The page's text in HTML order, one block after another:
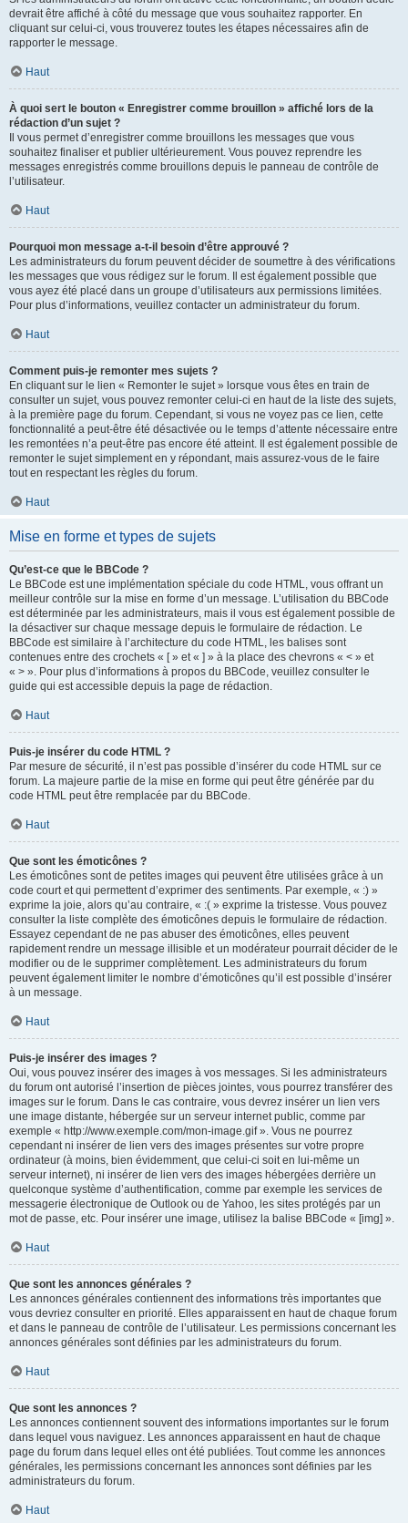
devrait être affiché à côté du message que vous souhaitez rapporter. En
cliquant sur celui-ci, vous trouverez toutes les étapes nécessaires afin de
rapporter le message.
Haut
À quoi sert le bouton « Enregistrer comme brouillon » affiché lors de la
rédaction d’un sujet ?
Il vous permet d’enregistrer comme brouillons les messages que vous
souhaitez finaliser et publier ultérieurement. Vous pouvez reprendre les
messages enregistrés comme brouillons depuis le panneau de contrôle de
l’utilisateur.
Haut
Pourquoi mon message a-t-il besoin d’être approuvé ?
Les administrateurs du forum peuvent décider de soumettre à des vérifications
les messages que vous rédigez sur le forum. Il est également possible que
vous ayez été placé dans un groupe d’utilisateurs aux permissions limitées.
Pour plus d’informations, veuillez contacter un administrateur du forum.
Haut
Comment puis-je remonter mes sujets ?
En cliquant sur le lien « Remonter le sujet » lorsque vous êtes en train de
consulter un sujet, vous pouvez remonter celui-ci en haut de la liste des sujets,
à la première page du forum. Cependant, si vous ne voyez pas ce lien, cette
fonctionnalité a peut-être été désactivée ou le temps d’attente nécessaire entre
les remontées n’a peut-être pas encore été atteint. Il est également possible de
remonter le sujet simplement en y répondant, mais assurez-vous de le faire
tout en respectant les règles du forum.
Haut
Mise en forme et types de sujets
Qu’est-ce que le BBCode ?
Le BBCode est une implémentation spéciale du code HTML, vous offrant un
meilleur contrôle sur la mise en forme d’un message. L’utilisation du BBCode
est déterminée par les administrateurs, mais il vous est également possible de
la désactiver sur chaque message depuis le formulaire de rédaction. Le
BBCode est similaire à l’architecture du code HTML, les balises sont
contenues entre des crochets « [ » et « ] » à la place des chevrons « < » et
« > ». Pour plus d’informations à propos du BBCode, veuillez consulter le
guide qui est accessible depuis la page de rédaction.
Haut
Puis-je insérer du code HTML ?
Par mesure de sécurité, il n’est pas possible d’insérer du code HTML sur ce
forum. La majeure partie de la mise en forme qui peut être générée par du
code HTML peut être remplacée par du BBCode.
Haut
Que sont les émoticônes ?
Les émoticônes sont de petites images qui peuvent être utilisées grâce à un
code court et qui permettent d’exprimer des sentiments. Par exemple, « :) »
exprime la joie, alors qu’au contraire, « :( » exprime la tristesse. Vous pouvez
consulter la liste complète des émoticônes depuis le formulaire de rédaction.
Essayez cependant de ne pas abuser des émoticônes, elles peuvent
rapidement rendre un message illisible et un modérateur pourrait décider de le
modifier ou de le supprimer complètement. Les administrateurs du forum
peuvent également limiter le nombre d’émoticônes qu’il est possible d’insérer
à un message.
Haut
Puis-je insérer des images ?
Oui, vous pouvez insérer des images à vos messages. Si les administrateurs
du forum ont autorisé l’insertion de pièces jointes, vous pourrez transférer des
images sur le forum. Dans le cas contraire, vous devrez insérer un lien vers
une image distante, hébergée sur un serveur internet public, comme par
exemple « http://www.exemple.com/mon-image.gif ». Vous ne pourrez
cependant ni insérer de lien vers des images présentes sur votre propre
ordinateur (à moins, bien évidemment, que celui-ci soit en lui-même un
serveur internet), ni insérer de lien vers des images hébergées derrière un
quelconque système d’authentification, comme par exemple les services de
messagerie électronique de Outlook ou de Yahoo, les sites protégés par un
mot de passe, etc. Pour insérer une image, utilisez la balise BBCode « [img] ».
Haut
Que sont les annonces générales ?
Les annonces générales contiennent des informations très importantes que
vous devriez consulter en priorité. Elles apparaissent en haut de chaque forum
et dans le panneau de contrôle de l’utilisateur. Les permissions concernant les
annonces générales sont définies par les administrateurs du forum.
Haut
Que sont les annonces ?
Les annonces contiennent souvent des informations importantes sur le forum
dans lequel vous naviguez. Les annonces apparaissent en haut de chaque
page du forum dans lequel elles ont été publiées. Tout comme les annonces
générales, les permissions concernant les annonces sont définies par les
administrateurs du forum.
Haut